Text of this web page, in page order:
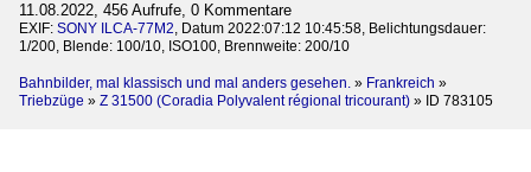
11.08.2022, 456 Aufrufe, 0 Kommentare
EXIF: SONY ILCA-77M2, Datum 2022:07:12 10:45:58, Belichtungsdauer:
1/200, Blende: 100/10, ISO100, Brennweite: 200/10
Bahnbilder, mal klassisch und mal anders gesehen. » Frankreich »
Triebzüge » Z 31500 (Coradia Polyvalent régional tricourant) » ID 783105